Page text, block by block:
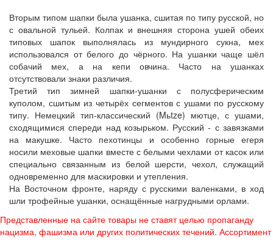
Вторым типом шапки была ушанка, сшитая по типу русской, но
с овальной тульей. Колпак и внешняя сторона ушей обеих
типовых шапок выполнялась из мундирного сукна, мех
использовался от белого до чёрного. На ушанки чаще шёл
собачий мех, а на кепи овчина. Часто на ушанках
отсутствовали знаки различия.
Третий тип зимней шапки-ушанки с полусферическим
куполом, сшитым из четырёх сегментов с ушами по русскому
типу. Немецкий тип-классический (Mьtze) мютце, с ушами,
сходящимися спереди над козырьком. Русский - с завязками
на макушке. Часто пехотинцы и особенно горные егеря
носили меховые шапки вместе с белыми чехлами от касок или
специально связанным из белой шерсти, чехол, служащий
одновременно для маскировки и утепления.
На Восточном фронте, наряду с русскими валенками, в ход
шли трофейные ушанки, оснащённые нагрудными орлами.
Представленные на сайте товары не ставят целью пропаганду
нацизма, фашизма или других политических течений. Ассортимент